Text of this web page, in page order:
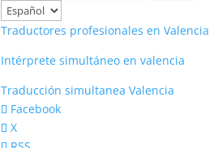
Elegir
un
Traductores profesionales en Valencia
Intérprete simultáneo en valencia
Traducción simultanea Valencia
Facebook
X